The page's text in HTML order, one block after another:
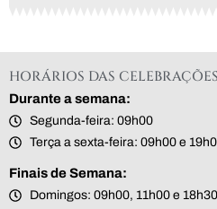
HORÁRIOS DAS CELEBRAÇÕES
Durante a semana:
Segunda-feira: 09h00
Terça a sexta-feira: 09h00 e
Finais de Semana:
Domingos: 09h00, 11h00 e 18h30